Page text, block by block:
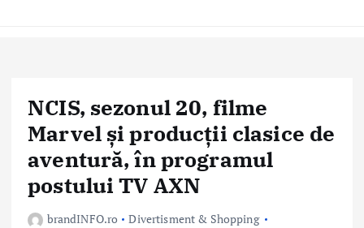
NCIS, sezonul 20, filme
Marvel și producții clasice de
aventură, în programul
postului TV AXN
brandINFO.ro
Divertisment & Shopping